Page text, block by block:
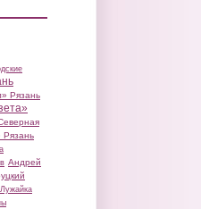
Рязань
Рязань
Андрей